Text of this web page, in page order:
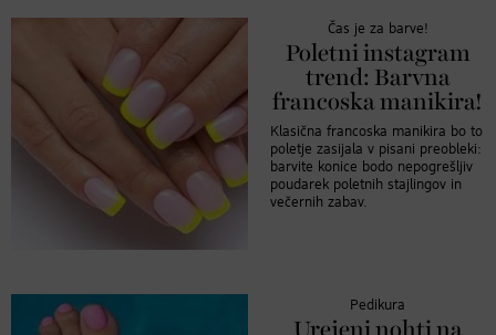
Čas je za barve!
Poletni instagram
trend: Barvna
francoska manikira!
Klasična francoska manikira bo to
poletje zasijala v pisani preobleki:
barvite konice bodo nepogrešljiv
poudarek poletnih stajlingov in
večernih zabav.
Pedikura
Urejeni nohti na